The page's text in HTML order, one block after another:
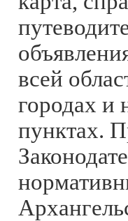
всей
городах и
пунктах.